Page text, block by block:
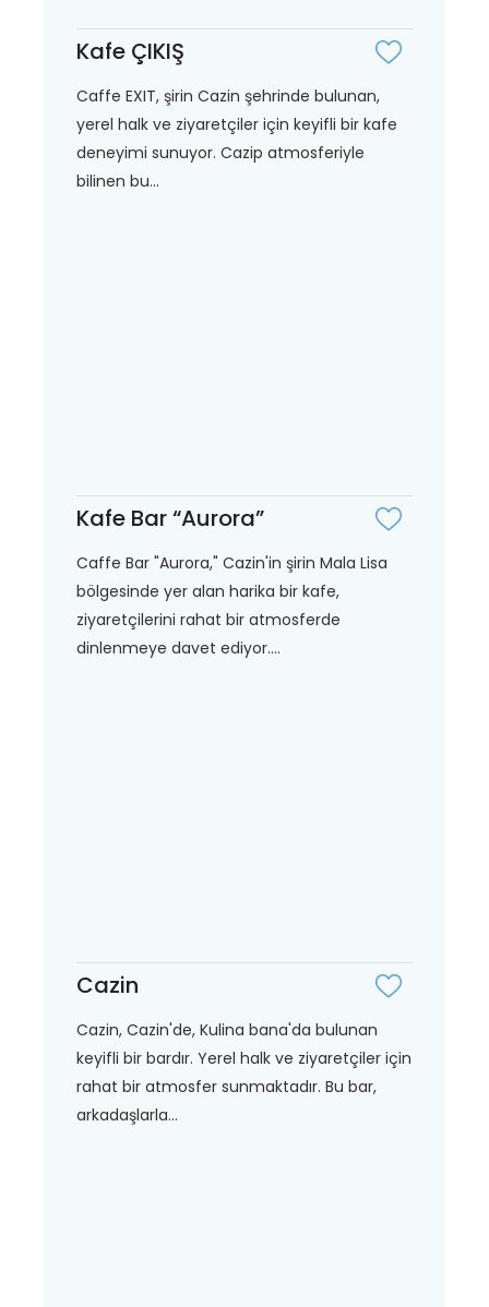
Kafe ÇIKIŞ
Caffe EXIT, şirin Cazin şehrinde bulunan,
yerel halk ve ziyaretçiler için keyifli bir kafe
deneyimi sunuyor. Cazip atmosferiyle
bilinen bu...
Kafe Bar “Aurora”
Caffe Bar "Aurora," Cazin'in şirin Mala Lisa
bölgesinde yer alan harika bir kafe,
ziyaretçilerini rahat bir atmosferde
dinlenmeye davet ediyor....
Cazin
Cazin, Cazin'de, Kulina bana'da bulunan
keyifli bir bardır. Yerel halk ve ziyaretçiler için
rahat bir atmosfer sunmaktadır. Bu bar,
arkadaşlarla...